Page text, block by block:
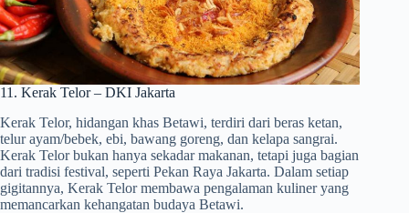
11. Kerak Telor – DKI Jakarta
Kerak Telor, hidangan khas Betawi, terdiri dari beras ketan,
telur ayam/bebek, ebi, bawang goreng, dan kelapa sangrai.
Kerak Telor bukan hanya sekadar makanan, tetapi juga bagian
dari tradisi festival, seperti Pekan Raya Jakarta. Dalam setiap
gigitannya, Kerak Telor membawa pengalaman kuliner yang
memancarkan kehangatan budaya Betawi.